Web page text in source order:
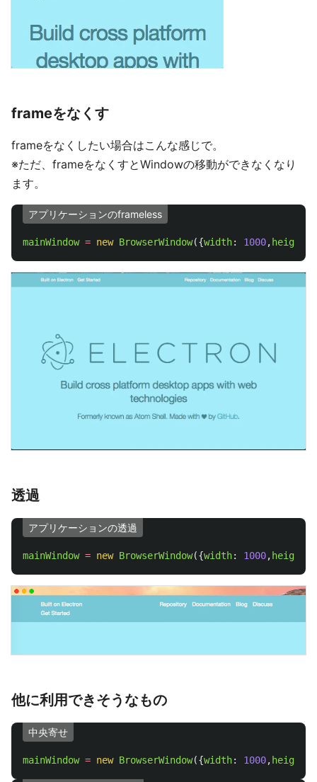
frameをなくす
frameをなくしたい場合はこんな感じで。
※ただ、frameをなくすとWindowの移動ができなくなり
ます。
アプリケーションのframeless
mainWindow = new BrowserWindow({width: 1000, height
透過
アプリケーションの透過
mainWindow = new BrowserWindow({width: 1000, height
他に利用できそうなもの
中央寄せ
mainWindow = new BrowserWindow({width: 1000, height